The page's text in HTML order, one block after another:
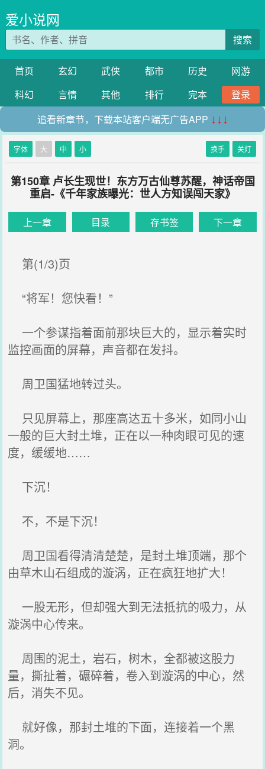
爱小说网
搜索
首页 玄幻 武侠 都市 历史
网游
科幻
言情 其他 排行 完本
登录
追看新章节，下载本站客户端无广告APP ↓↓↓
字体 大 中 小 换手 关灯
第150章 卢长生现世！东方万古仙尊苏醒，神话帝国
重启-《千年家族曝光：世人方知误闯天家》
上一章 目录 存书签 下一章
第(1/3)页
“将军！您快看！”
一个参谋指着面前那块巨大的，显示着实时
监控画面的屏幕，声音都在发抖。
周卫国猛地转过头。
只见屏幕上，那座高达五十多米，如同小山
一般的巨大封土堆，正在以一种肉眼可见的速
度，缓缓地……
下沉！
不，不是下沉！
周卫国看得清清楚楚，是封土堆顶端，那个
由草木山石组成的漩涡，正在疯狂地扩大！
一股无形，但却强大到无法抵抗的吸力，从
漩涡中心传来。
周围的泥土，岩石，树木，全都被这股力
量，撕扯着，碾碎着，卷入到漩涡的中心，然
后，消失不见。
就好像，那封土堆的下面，连接着一个黑
洞。